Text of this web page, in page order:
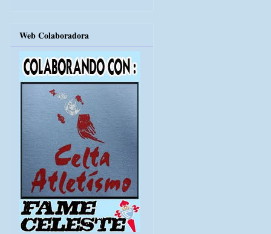
Web Colaboradora